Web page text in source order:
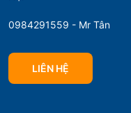
0984291559 - Mr Tân
LIÊN HỆ